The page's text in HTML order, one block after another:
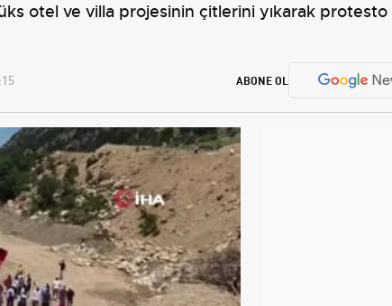
otel ve villa projesinin çitlerini yıkarak
ABONE OL